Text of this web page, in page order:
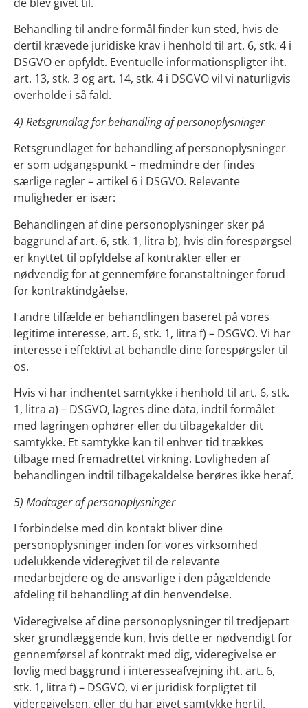
Behandling til andre formål finder kun sted, hvis de
dertil krævede juridiske krav i henhold til art. 6, stk. 4 i
DSGVO er opfyldt. Eventuelle informationspligter iht.
art. 13, stk. 3 og art. 14, stk. 4 i DSGVO vil vi naturligvis
overholde i så fald.
4) Retsgrundlag for behandling af personoplysninger
Retsgrundlaget for behandling af personoplysninger
er som udgangspunkt – medmindre der findes
særlige regler – artikel 6 i DSGVO. Relevante
muligheder er især:
Behandlingen af dine personoplysninger sker på
baggrund af art. 6, stk. 1, litra b), hvis din forespørgsel
er knyttet til opfyldelse af kontrakter eller er
nødvendig for at gennemføre foranstaltninger forud
for kontraktindgåelse.
I andre tilfælde er behandlingen baseret på vores
legitime interesse, art. 6, stk. 1, litra f) – DSGVO. Vi har
interesse i effektivt at behandle dine forespørgsler til
os.
Hvis vi har indhentet samtykke i henhold til art. 6, stk.
1, litra a) – DSGVO, lagres dine data, indtil formålet
med lagringen ophører eller du tilbagekalder dit
samtykke. Et samtykke kan til enhver tid trækkes
tilbage med fremadrettet virkning. Lovligheden af
behandlingen indtil tilbagekaldelse berøres ikke heraf.
5) Modtager af personoplysninger
I forbindelse med din kontakt bliver dine
personoplysninger inden for vores virksomhed
udelukkende videregivet til de relevante
medarbejdere og de ansvarlige i den pågældende
afdeling til behandling af din henvendelse.
Videregivelse af dine personoplysninger til tredjepart
sker grundlæggende kun, hvis dette er nødvendigt for
gennemførsel af kontrakt med dig, videregivelse er
lovlig med baggrund i interesseafvejning iht. art. 6,
stk. 1, litra f) – DSGVO, vi er juridisk forpligtet til
videregivelsen, eller du har givet samtykke hertil.